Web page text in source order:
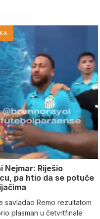
Nejmar: Riješio
pa htio da se potuče
savladao Remo rezultatom
plasman u četvrtfinale